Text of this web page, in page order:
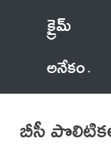
క్రైమ్
అనేకం
బీసీ